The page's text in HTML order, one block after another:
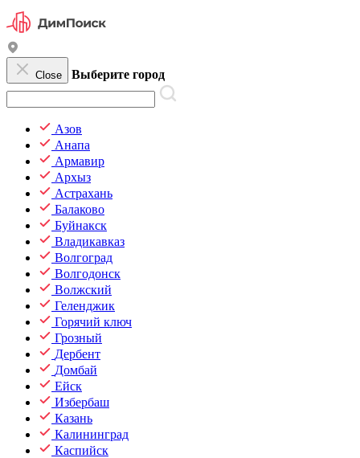
Close Выберите город
Азов
Анапа
Армавир
Архыз
Астрахань
Балаково
Буйнакск
Владикавказ
Волгоград
Волгодонск
Волжский
Геленджик
Горячий ключ
Грозный
Дербент
Домбай
Ейск
Избербаш
Казань
Калининград
Каспийск